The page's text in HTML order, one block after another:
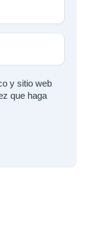
y sitio web
que haga